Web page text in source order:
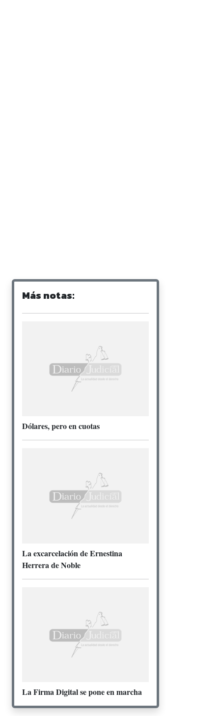
Más notas:
Dólares, pero en cuotas
La excarcelación de Ernestina
Herrera de Noble
La Firma Digital se pone en marcha